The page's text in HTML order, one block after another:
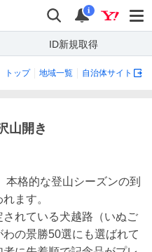
検索 通知
i
ID新規取得
トップ 地域一覧 自治体サイト
山開き
格的な登山シーズンの到
ます。
れている犬越路（いぬご
の景勝50選にも選ばれて